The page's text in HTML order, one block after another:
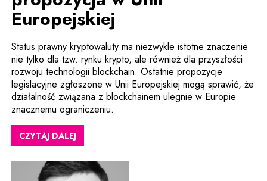
Europejskiej
Status prawny kryptowaluty ma niezwykle istotne znaczenie
nie tylko dla tzw. rynku krypto, ale również dla przyszłości
rozwoju technologii blockchain. Ostatnie propozycje
legislacyjne zgłoszone w Unii Europejskiej mogą sprawić, że
działalność związana z blockchainem ulegnie w Europie
znacznemu ograniczeniu.
CZYTAJ DALEJ